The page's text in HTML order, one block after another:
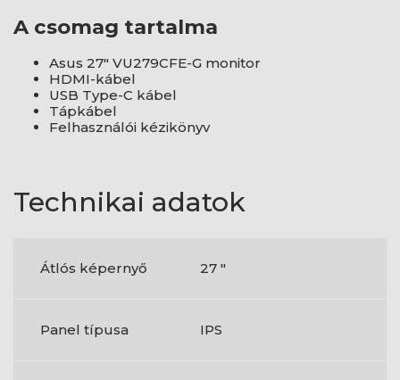
A csomag tartalma
Asus 27" VU279CFE-G monitor
HDMI-kábel
USB Type-C kábel
Tápkábel
Felhasználói kézikönyv
Technikai adatok
Átlós képernyő 27 "
Panel típusa IPS